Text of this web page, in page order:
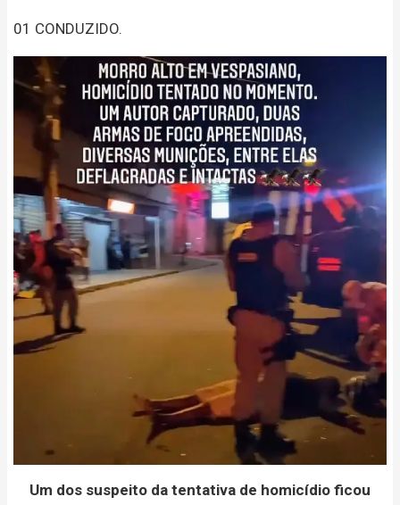
01 CONDUZIDO.
Um dos suspeito da tentativa de homicídio ficou